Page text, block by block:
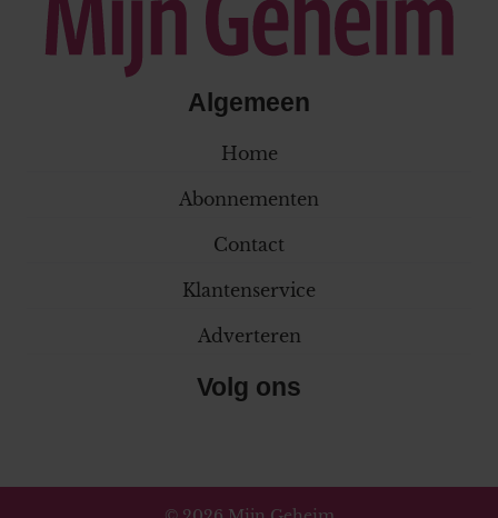
Algemeen
Home
Abonnementen
Contact
Klantenservice
Adverteren
Volg ons